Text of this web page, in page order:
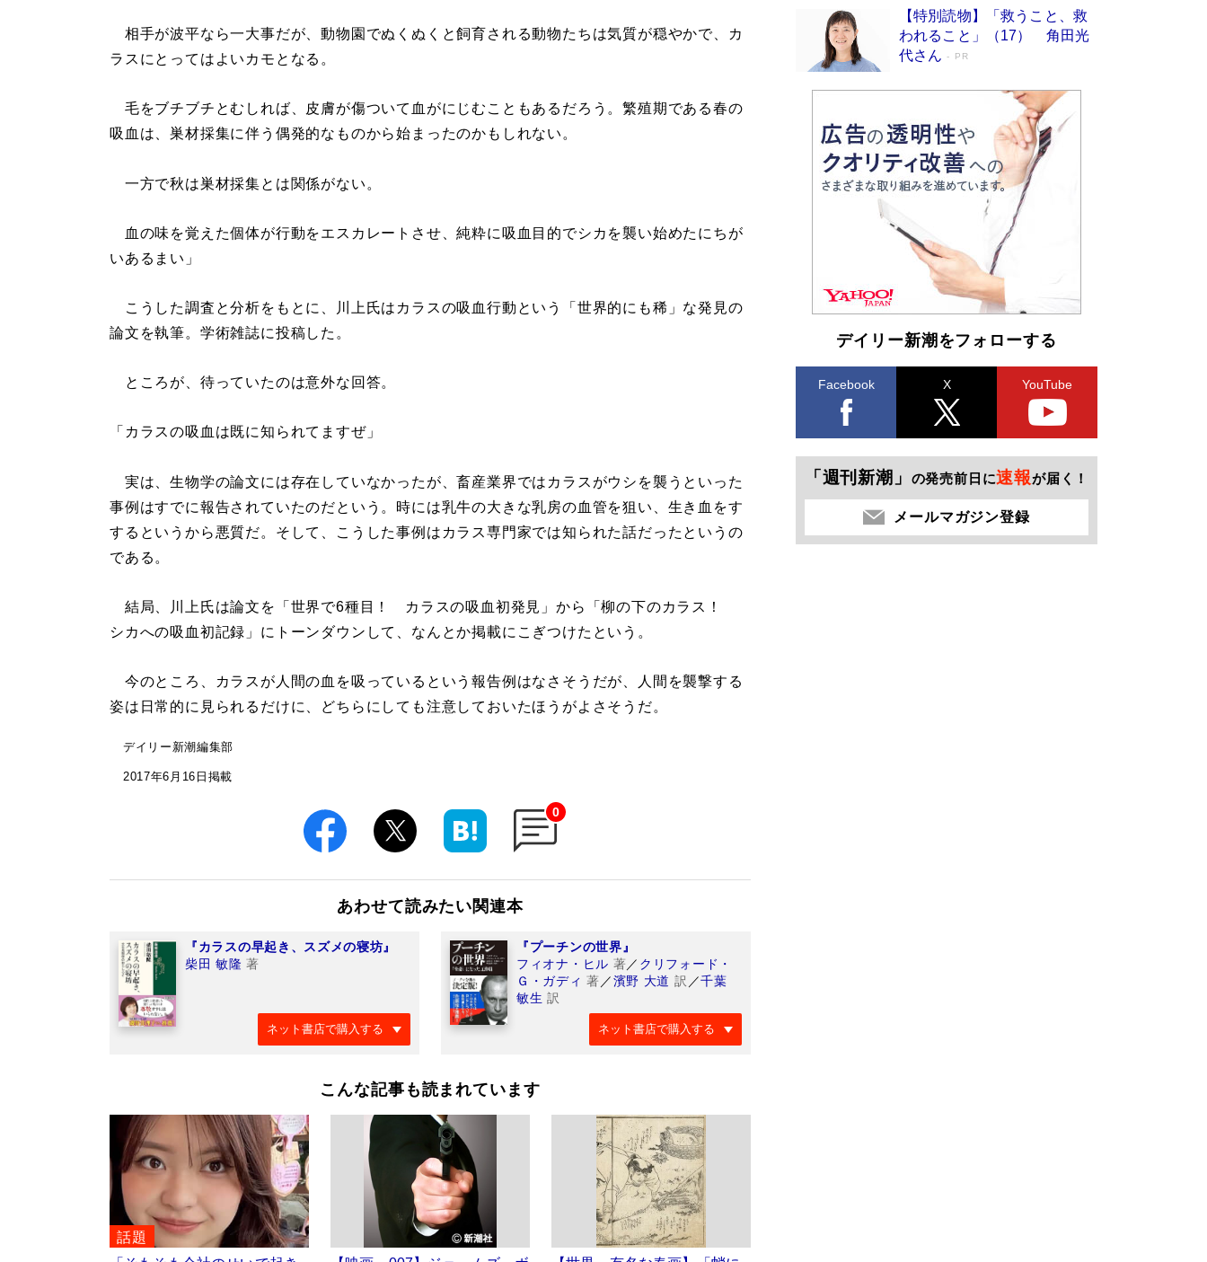
相手が波平なら一大事だが、動物園でぬくぬくと飼育される動物たちは気質が穏やかで、カ
ラスにとってはよいカモとなる。
毛をブチブチとむしれば、皮膚が傷ついて血がにじむこともあるだろう。繁殖期である春の
吸血は、巣材採集に伴う偶発的なものから始まったのかもしれない。
一方で秋は巣材採集とは関係がない。
血の味を覚えた個体が行動をエスカレートさせ、純粋に吸血目的でシカを襲い始めたにちが
いあるまい」
こうした調査と分析をもとに、川上氏はカラスの吸血行動という「世界的にも稀」な発見の
論文を執筆。学術雑誌に投稿した。
ところが、待っていたのは意外な回答。
「カラスの吸血は既に知られてますぜ」
実は、生物学の論文には存在していなかったが、畜産業界ではカラスがウシを襲うといった
事例はすでに報告されていたのだという。時には乳牛の大きな乳房の血管を狙い、生き血をす
するというから悪質だ。そして、こうした事例はカラス専門家では知られた話だったというの
である。
結局、川上氏は論文を「世界で6種目！ カラスの吸血初発見」から「柳の下のカラス！
シカへの吸血初記録」にトーンダウンして、なんとか掲載にこぎつけたという。
今のところ、カラスが人間の血を吸っているという報告例はなさそうだが、人間を襲撃する
姿は日常的に見られるだけに、どちらにしても注意しておいたほうがよさそうだ。
デイリー新潮編集部
2017年6月16日掲載
0
あわせて読みたい関連本
『カラスの早起き、スズメの寝坊』
柴田 敏隆 著
ネット書店で購入する
『プーチンの世界』
フィオナ・ヒル 著 ／ クリフォード・
Ｇ・ガディ 著 ／濱野 大道 訳 ／千葉
敏生 訳
ネット書店で購入する
こんな記事も読まれています
話題
Book Bang
【特別読物】「救うこと、救
われること」（17） 角田光
代さん
PR
デイリー新潮をフォローする
Facebook X YouTube
「週刊新潮」 の発売前日に速報が届く！
メールマガジン登録